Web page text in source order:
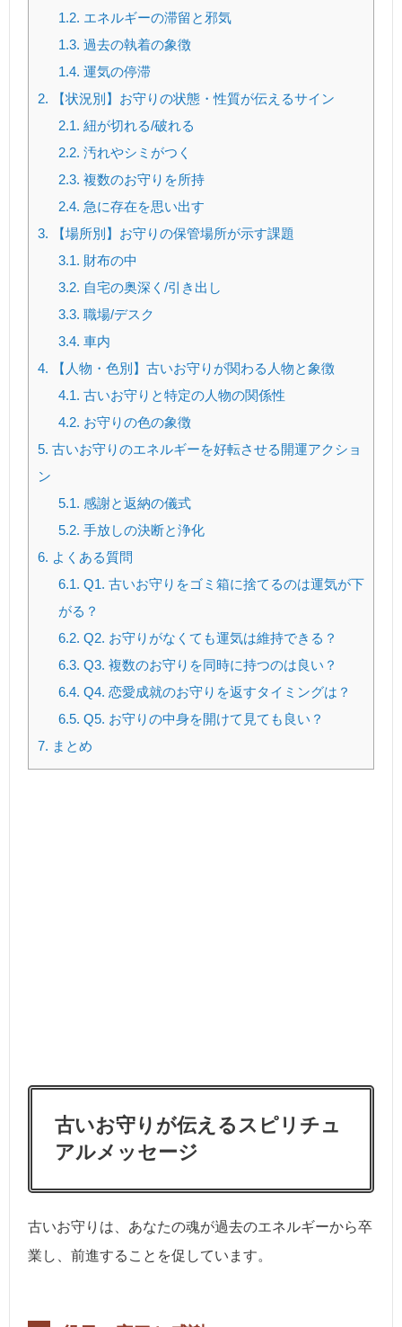
1.2. エネルギーの滞留と邪気
1.3. 過去の執着の象徴
1.4. 運気の停滞
2. 【状況別】お守りの状態・性質が伝えるサイン
2.1. 紐が切れる/破れる
2.2. 汚れやシミがつく
2.3. 複数のお守りを所持
2.4. 急に存在を思い出す
3. 【場所別】お守りの保管場所が示す課題
3.1. 財布の中
3.2. 自宅の奥深く/引き出し
3.3. 職場/デスク
3.4. 車内
4. 【人物・色別】古いお守りが関わる人物と象徴
4.1. 古いお守りと特定の人物の関係性
4.2. お守りの色の象徴
5. 古いお守りのエネルギーを好転させる開運アクショ
ン
5.1. 感謝と返納の儀式
5.2. 手放しの決断と浄化
6. よくある質問
6.1. Q1. 古いお守りをゴミ箱に捨てるのは運気が下
がる？
6.2. Q2. お守りがなくても運気は維持できる？
6.3. Q3. 複数のお守りを同時に持つのは良い？
6.4. Q4. 恋愛成就のお守りを返すタイミングは？
6.5. Q5. お守りの中身を開けて見ても良い？
7. まとめ
古いお守りが伝えるスピリチュ
アルメッセージ
古いお守りは、あなたの魂が過去のエネルギーから卒
業し、前進することを促しています。